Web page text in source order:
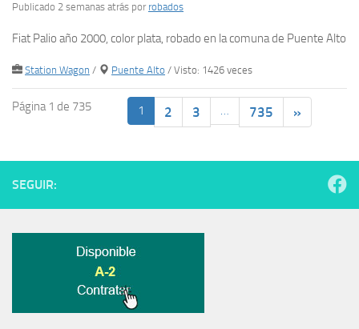
Publicado 2 semanas atrás por robados
Fiat Palio año 2000, color plata, robado en la comuna de Puente Alto
Station Wagon / Puente Alto / Visto: 1426 veces
Página 1 de 735 1 2 3 … 735 »
SEGUIR: